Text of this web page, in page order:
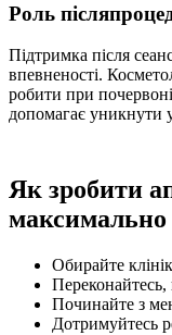
Роль
Підтримка після
впевненості.
робити при
допомагає уникнути
Як зробити
Обирайте
Переконайтесь,
Починайте з
Дотримуйтесь